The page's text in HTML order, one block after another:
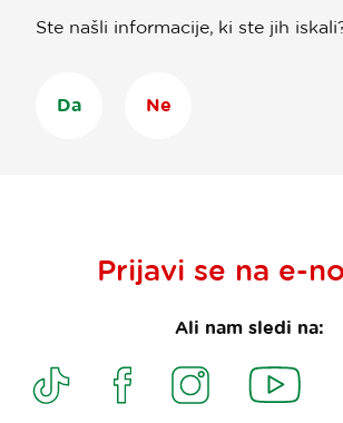
Ste našli informacije, ki ste jih
Da Ne
Prijavi se na e-
Ali nam sledi na: